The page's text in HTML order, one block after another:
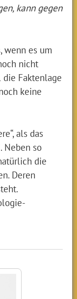
kann gegen
wenn es um
nicht
die Faktenlage
keine
als das
Neben so
die
Deren